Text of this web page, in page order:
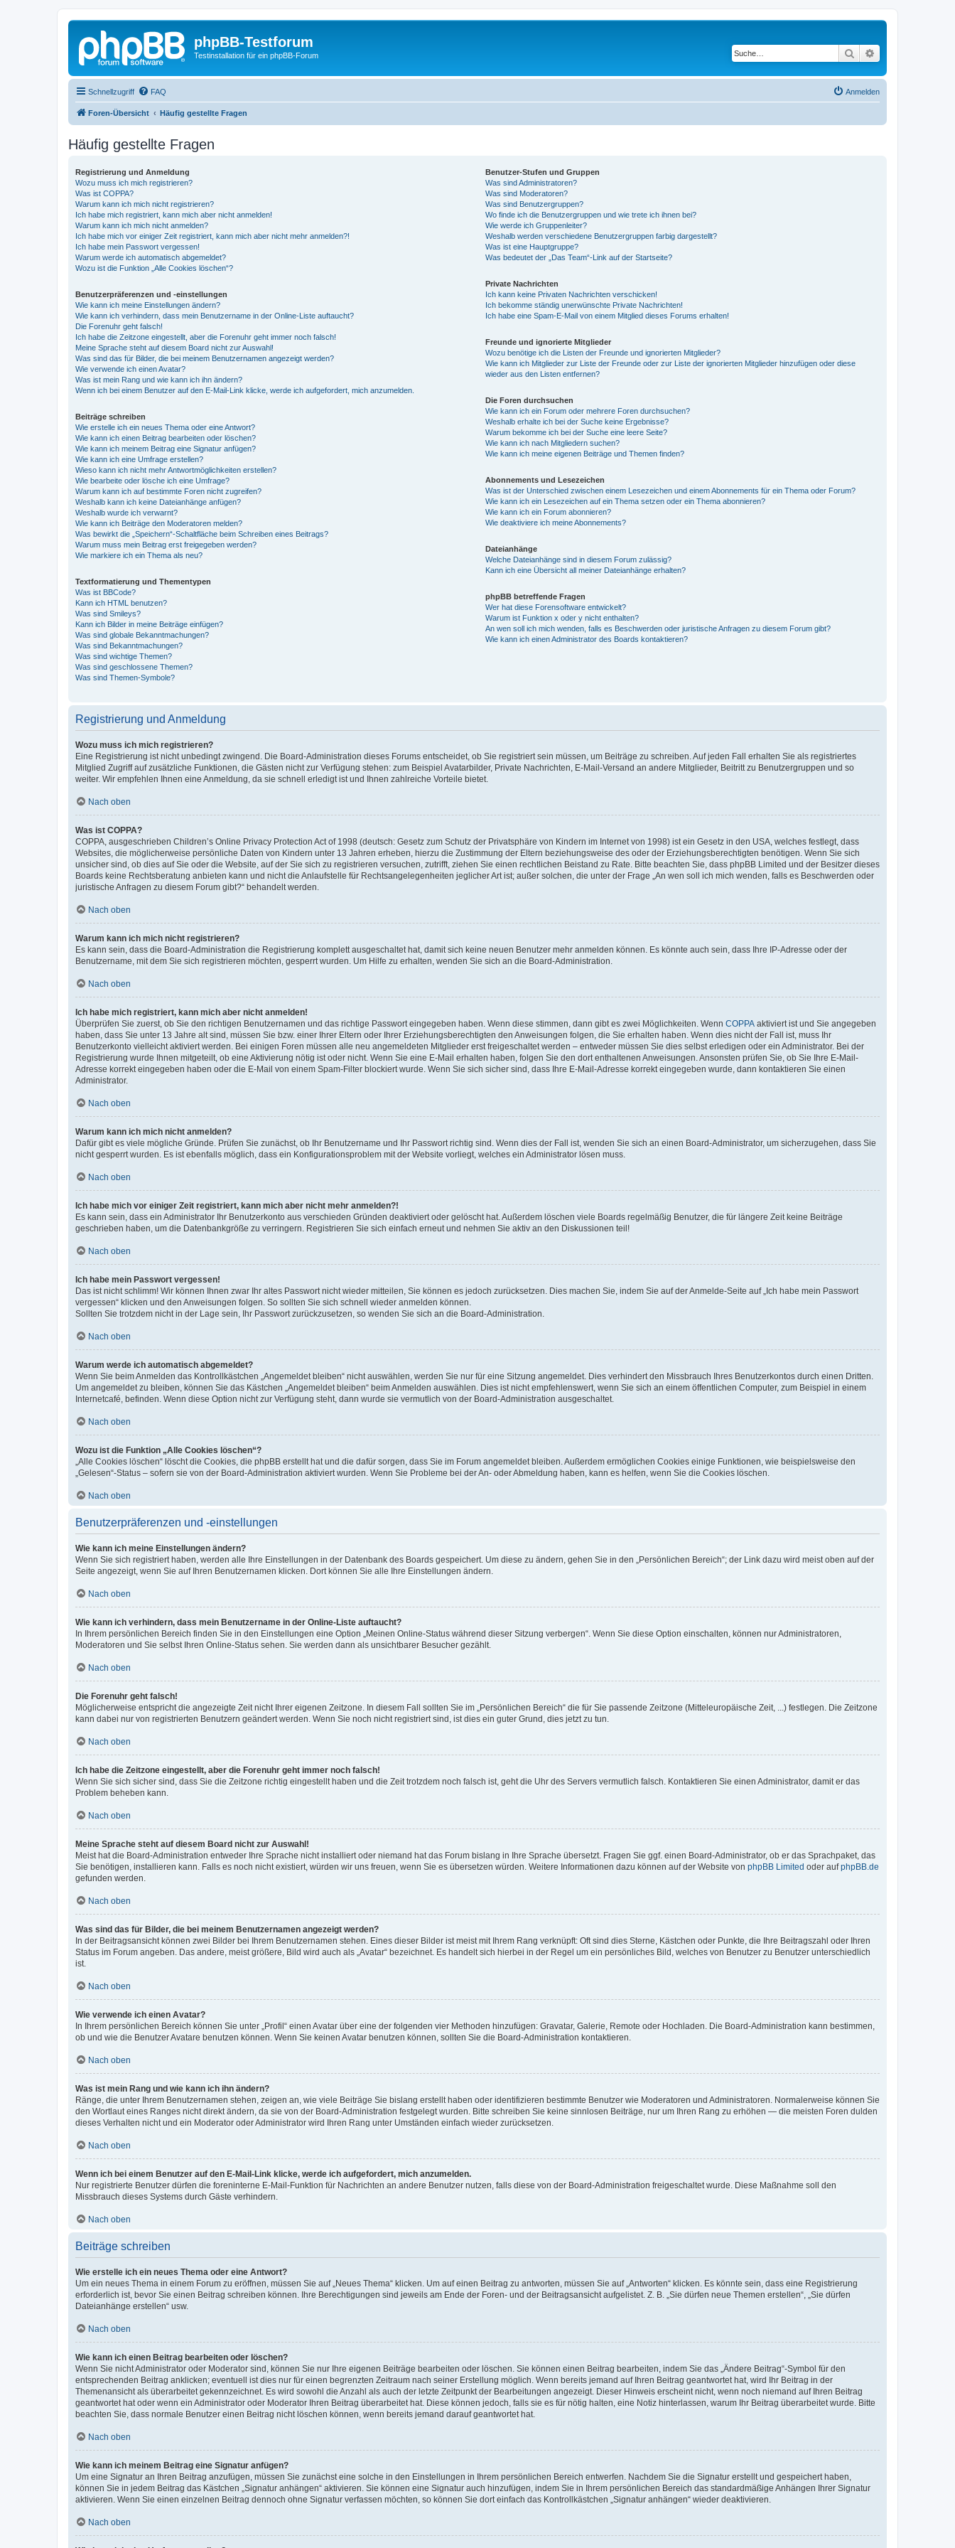
phpBB-Testforum
Testinstallation für ein phpBB-Forum Suche
Schnellzugriff FAQ Anmelden
Foren-Übersicht Häufig gestellte Fragen
Häufig gestellte Fragen
Registrierung und Anmeldung
Wozu muss ich mich registrieren?
Was ist COPPA?
Warum kann ich mich nicht registrieren?
Ich habe mich registriert, kann mich aber nicht anmelden!
Warum kann ich mich nicht anmelden?
Ich habe mich vor einiger Zeit registriert, kann mich aber nicht mehr anmelden?!
Ich habe mein Passwort vergessen!
Warum werde ich automatisch abgemeldet?
Wozu ist die Funktion „Alle Cookies löschen“?
Benutzerpräferenzen und -einstellungen
Wie kann ich meine Einstellungen ändern?
Wie kann ich verhindern, dass mein Benutzername in der Online-Liste auftaucht?
Die Forenuhr geht falsch!
Ich habe die Zeitzone eingestellt, aber die Forenuhr geht immer noch falsch!
Meine Sprache steht auf diesem Board nicht zur Auswahl!
Was sind das für Bilder, die bei meinem Benutzernamen angezeigt werden?
Wie verwende ich einen Avatar?
Was ist mein Rang und wie kann ich ihn ändern?
Wenn ich bei einem Benutzer auf den E-Mail-Link klicke, werde ich aufgefordert, mich anzumelden.
Beiträge schreiben
Wie erstelle ich ein neues Thema oder eine Antwort?
Wie kann ich einen Beitrag bearbeiten oder löschen?
Wie kann ich meinem Beitrag eine Signatur anfügen?
Wie kann ich eine Umfrage erstellen?
Wieso kann ich nicht mehr Antwortmöglichkeiten erstellen?
Wie bearbeite oder lösche ich eine Umfrage?
Warum kann ich auf bestimmte Foren nicht zugreifen?
Weshalb kann ich keine Dateianhänge anfügen?
Weshalb wurde ich verwarnt?
Wie kann ich Beiträge den Moderatoren melden?
Was bewirkt die „Speichern“-Schaltfläche beim Schreiben eines Beitrags?
Warum muss mein Beitrag erst freigegeben werden?
Wie markiere ich ein Thema als neu?
Textformatierung und Thementypen
Was ist BBCode?
Kann ich HTML benutzen?
Was sind Smileys?
Kann ich Bilder in meine Beiträge einfügen?
Was sind globale Bekanntmachungen?
Was sind Bekanntmachungen?
Was sind wichtige Themen?
Was sind geschlossene Themen?
Was sind Themen-Symbole?
Benutzer-Stufen und Gruppen
Was sind Administratoren?
Was sind Moderatoren?
Was sind Benutzergruppen?
Wo finde ich die Benutzergruppen und wie trete ich ihnen bei?
Wie werde ich Gruppenleiter?
Weshalb werden verschiedene Benutzergruppen farbig dargestellt?
Was ist eine Hauptgruppe?
Was bedeutet der „Das Team“-Link auf der Startseite?
Private Nachrichten
Ich kann keine Privaten Nachrichten verschicken!
Ich bekomme ständig unerwünschte Private Nachrichten!
Ich habe eine Spam-E-Mail von einem Mitglied dieses Forums erhalten!
Freunde und ignorierte Mitglieder
Wozu benötige ich die Listen der Freunde und ignorierten Mitglieder?
Wie kann ich Mitglieder zur Liste der Freunde oder zur Liste der ignorierten Mitglieder hinzufügen oder diese
wieder aus den Listen entfernen?
Die Foren durchsuchen
Wie kann ich ein Forum oder mehrere Foren durchsuchen?
Weshalb erhalte ich bei der Suche keine Ergebnisse?
Warum bekomme ich bei der Suche eine leere Seite?
Wie kann ich nach Mitgliedern suchen?
Wie kann ich meine eigenen Beiträge und Themen finden?
Abonnements und Lesezeichen
Was ist der Unterschied zwischen einem Lesezeichen und einem Abonnements für ein Thema oder Forum?
Wie kann ich ein Lesezeichen auf ein Thema setzen oder ein Thema abonnieren?
Wie kann ich ein Forum abonnieren?
Wie deaktiviere ich meine Abonnements?
Dateianhänge
Welche Dateianhänge sind in diesem Forum zulässig?
Kann ich eine Übersicht all meiner Dateianhänge erhalten?
phpBB betreffende Fragen
Wer hat diese Forensoftware entwickelt?
Warum ist Funktion x oder y nicht enthalten?
An wen soll ich mich wenden, falls es Beschwerden oder juristische Anfragen zu diesem Forum gibt?
Wie kann ich einen Administrator des Boards kontaktieren?
Registrierung und Anmeldung
Wozu muss ich mich registrieren?
Eine Registrierung ist nicht unbedingt zwingend. Die Board-Administration dieses Forums entscheidet, ob Sie registriert sein müssen, um Beiträge zu schreiben. Auf jeden Fall erhalten Sie als registriertes
Mitglied Zugriff auf zusätzliche Funktionen, die Gästen nicht zur Verfügung stehen: zum Beispiel Avatarbilder, Private Nachrichten, E-Mail-Versand an andere Mitglieder, Beitritt zu Benutzergruppen und so
weiter. Wir empfehlen Ihnen eine Anmeldung, da sie schnell erledigt ist und Ihnen zahlreiche Vorteile bietet.
Nach oben
Was ist COPPA?
COPPA, ausgeschrieben Children’s Online Privacy Protection Act of 1998 (deutsch: Gesetz zum Schutz der Privatsphäre von Kindern im Internet von 1998) ist ein Gesetz in den USA, welches festlegt, dass
Websites, die möglicherweise persönliche Daten von Kindern unter 13 Jahren erheben, hierzu die Zustimmung der Eltern beziehungsweise des oder der Erziehungsberechtigten benötigen. Wenn Sie sich
unsicher sind, ob dies auf Sie oder die Website, auf der Sie sich zu registrieren versuchen, zutrifft, ziehen Sie einen rechtlichen Beistand zu Rate. Bitte beachten Sie, dass phpBB Limited und der Besitzer dieses
Boards keine Rechtsberatung anbieten kann und nicht die Anlaufstelle für Rechtsangelegenheiten jeglicher Art ist; außer solchen, die unter der Frage „An wen soll ich mich wenden, falls es Beschwerden oder
juristische Anfragen zu diesem Forum gibt?“ behandelt werden.
Nach oben
Warum kann ich mich nicht registrieren?
Es kann sein, dass die Board-Administration die Registrierung komplett ausgeschaltet hat, damit sich keine neuen Benutzer mehr anmelden können. Es könnte auch sein, dass Ihre IP-Adresse oder der
Benutzername, mit dem Sie sich registrieren möchten, gesperrt wurden. Um Hilfe zu erhalten, wenden Sie sich an die Board-Administration.
Nach oben
Ich habe mich registriert, kann mich aber nicht anmelden!
Überprüfen Sie zuerst, ob Sie den richtigen Benutzernamen und das richtige Passwort eingegeben haben. Wenn diese stimmen, dann gibt es zwei Möglichkeiten. Wenn COPPA aktiviert ist und Sie angegeben
haben, dass Sie unter 13 Jahre alt sind, müssen Sie bzw. einer Ihrer Eltern oder Ihrer Erziehungsberechtigten den Anweisungen folgen, die Sie erhalten haben. Wenn dies nicht der Fall ist, muss Ihr
Benutzerkonto vielleicht aktiviert werden. Bei einigen Foren müssen alle neu angemeldeten Mitglieder erst freigeschaltet werden – entweder müssen Sie dies selbst erledigen oder ein Administrator. Bei der
Registrierung wurde Ihnen mitgeteilt, ob eine Aktivierung nötig ist oder nicht. Wenn Sie eine E-Mail erhalten haben, folgen Sie den dort enthaltenen Anweisungen. Ansonsten prüfen Sie, ob Sie Ihre E-Mail-
Adresse korrekt eingegeben haben oder die E-Mail von einem Spam-Filter blockiert wurde. Wenn Sie sich sicher sind, dass Ihre E-Mail-Adresse korrekt eingegeben wurde, dann kontaktieren Sie einen
Administrator.
Nach oben
Warum kann ich mich nicht anmelden?
Dafür gibt es viele mögliche Gründe. Prüfen Sie zunächst, ob Ihr Benutzername und Ihr Passwort richtig sind. Wenn dies der Fall ist, wenden Sie sich an einen Board-Administrator, um sicherzugehen, dass Sie
nicht gesperrt wurden. Es ist ebenfalls möglich, dass ein Konfigurationsproblem mit der Website vorliegt, welches ein Administrator lösen muss.
Nach oben
Ich habe mich vor einiger Zeit registriert, kann mich aber nicht mehr anmelden?!
Es kann sein, dass ein Administrator Ihr Benutzerkonto aus verschieden Gründen deaktiviert oder gelöscht hat. Außerdem löschen viele Boards regelmäßig Benutzer, die für längere Zeit keine Beiträge
geschrieben haben, um die Datenbankgröße zu verringern. Registrieren Sie sich einfach erneut und nehmen Sie aktiv an den Diskussionen teil!
Nach oben
Ich habe mein Passwort vergessen!
Das ist nicht schlimm! Wir können Ihnen zwar Ihr altes Passwort nicht wieder mitteilen, Sie können es jedoch zurücksetzen. Dies machen Sie, indem Sie auf der Anmelde-Seite auf „Ich habe mein Passwort
vergessen“ klicken und den Anweisungen folgen. So sollten Sie sich schnell wieder anmelden können.
Sollten Sie trotzdem nicht in der Lage sein, Ihr Passwort zurückzusetzen, so wenden Sie sich an die Board-Administration.
Nach oben
Warum werde ich automatisch abgemeldet?
Wenn Sie beim Anmelden das Kontrollkästchen „Angemeldet bleiben“ nicht auswählen, werden Sie nur für eine Sitzung angemeldet. Dies verhindert den Missbrauch Ihres Benutzerkontos durch einen Dritten.
Um angemeldet zu bleiben, können Sie das Kästchen „Angemeldet bleiben“ beim Anmelden auswählen. Dies ist nicht empfehlenswert, wenn Sie sich an einem öffentlichen Computer, zum Beispiel in einem
Internetcafé, befinden. Wenn diese Option nicht zur Verfügung steht, dann wurde sie vermutlich von der Board-Administration ausgeschaltet.
Nach oben
Wozu ist die Funktion „Alle Cookies löschen“?
„Alle Cookies löschen“ löscht die Cookies, die phpBB erstellt hat und die dafür sorgen, dass Sie im Forum angemeldet bleiben. Außerdem ermöglichen Cookies einige Funktionen, wie beispielsweise den
„Gelesen“-Status – sofern sie von der Board-Administration aktiviert wurden. Wenn Sie Probleme bei der An- oder Abmeldung haben, kann es helfen, wenn Sie die Cookies löschen.
Nach oben
Benutzerpräferenzen und -einstellungen
Wie kann ich meine Einstellungen ändern?
Wenn Sie sich registriert haben, werden alle Ihre Einstellungen in der Datenbank des Boards gespeichert. Um diese zu ändern, gehen Sie in den „Persönlichen Bereich“; der Link dazu wird meist oben auf der
Seite angezeigt, wenn Sie auf Ihren Benutzernamen klicken. Dort können Sie alle Ihre Einstellungen ändern.
Nach oben
Wie kann ich verhindern, dass mein Benutzername in der Online-Liste auftaucht?
In Ihrem persönlichen Bereich finden Sie in den Einstellungen eine Option „Meinen Online-Status während dieser Sitzung verbergen“. Wenn Sie diese Option einschalten, können nur Administratoren,
Moderatoren und Sie selbst Ihren Online-Status sehen. Sie werden dann als unsichtbarer Besucher gezählt.
Nach oben
Die Forenuhr geht falsch!
Möglicherweise entspricht die angezeigte Zeit nicht Ihrer eigenen Zeitzone. In diesem Fall sollten Sie im „Persönlichen Bereich“ die für Sie passende Zeitzone (Mitteleuropäische Zeit, ...) festlegen. Die Zeitzone
kann dabei nur von registrierten Benutzern geändert werden. Wenn Sie noch nicht registriert sind, ist dies ein guter Grund, dies jetzt zu tun.
Nach oben
Ich habe die Zeitzone eingestellt, aber die Forenuhr geht immer noch falsch!
Wenn Sie sich sicher sind, dass Sie die Zeitzone richtig eingestellt haben und die Zeit trotzdem noch falsch ist, geht die Uhr des Servers vermutlich falsch. Kontaktieren Sie einen Administrator, damit er das
Problem beheben kann.
Nach oben
Meine Sprache steht auf diesem Board nicht zur Auswahl!
Meist hat die Board-Administration entweder Ihre Sprache nicht installiert oder niemand hat das Forum bislang in Ihre Sprache übersetzt. Fragen Sie ggf. einen Board-Administrator, ob er das Sprachpaket, das
Sie benötigen, installieren kann. Falls es noch nicht existiert, würden wir uns freuen, wenn Sie es übersetzen würden. Weitere Informationen dazu können auf der Website von phpBB Limited oder aufphpBB.de
gefunden werden.
Nach oben
Was sind das für Bilder, die bei meinem Benutzernamen angezeigt werden?
In der Beitragsansicht können zwei Bilder bei Ihrem Benutzernamen stehen. Eines dieser Bilder ist meist mit Ihrem Rang verknüpft: Oft sind dies Sterne, Kästchen oder Punkte, die Ihre Beitragszahl oder Ihren
Status im Forum angeben. Das andere, meist größere, Bild wird auch als „Avatar“ bezeichnet. Es handelt sich hierbei in der Regel um ein persönliches Bild, welches von Benutzer zu Benutzer unterschiedlich
ist.
Nach oben
Wie verwende ich einen Avatar?
In Ihrem persönlichen Bereich können Sie unter „Profil“ einen Avatar über eine der folgenden vier Methoden hinzufügen: Gravatar, Galerie, Remote oder Hochladen. Die Board-Administration kann bestimmen,
ob und wie die Benutzer Avatare benutzen können. Wenn Sie keinen Avatar benutzen können, sollten Sie die Board-Administration kontaktieren.
Nach oben
Was ist mein Rang und wie kann ich ihn ändern?
Ränge, die unter Ihrem Benutzernamen stehen, zeigen an, wie viele Beiträge Sie bislang erstellt haben oder identifizieren bestimmte Benutzer wie Moderatoren und Administratoren. Normalerweise können Sie
den Wortlaut eines Ranges nicht direkt ändern, da sie von der Board-Administration festgelegt wurden. Bitte schreiben Sie keine sinnlosen Beiträge, nur um Ihren Rang zu erhöhen — die meisten Foren dulden
dieses Verhalten nicht und ein Moderator oder Administrator wird Ihren Rang unter Umständen einfach wieder zurücksetzen.
Nach oben
Wenn ich bei einem Benutzer auf den E-Mail-Link klicke, werde ich aufgefordert, mich anzumelden.
Nur registrierte Benutzer dürfen die foreninterne E-Mail-Funktion für Nachrichten an andere Benutzer nutzen, falls diese von der Board-Administration freigeschaltet wurde. Diese Maßnahme soll den
Missbrauch dieses Systems durch Gäste verhindern.
Nach oben
Beiträge schreiben
Wie erstelle ich ein neues Thema oder eine Antwort?
Um ein neues Thema in einem Forum zu eröffnen, müssen Sie auf „Neues Thema“ klicken. Um auf einen Beitrag zu antworten, müssen Sie auf „Antworten“ klicken. Es könnte sein, dass eine Registrierung
erforderlich ist, bevor Sie einen Beitrag schreiben können. Ihre Berechtigungen sind jeweils am Ende der Foren- und der Beitragsansicht aufgelistet. Z. B. „Sie dürfen neue Themen erstellen“, „Sie dürfen
Dateianhänge erstellen“ usw.
Nach oben
Wie kann ich einen Beitrag bearbeiten oder löschen?
Wenn Sie nicht Administrator oder Moderator sind, können Sie nur Ihre eigenen Beiträge bearbeiten oder löschen. Sie können einen Beitrag bearbeiten, indem Sie das „Ändere Beitrag“-Symbol für den
entsprechenden Beitrag anklicken; eventuell ist dies nur für einen begrenzten Zeitraum nach seiner Erstellung möglich. Wenn bereits jemand auf Ihren Beitrag geantwortet hat, wird Ihr Beitrag in der
Themenansicht als überarbeitet gekennzeichnet. Es wird sowohl die Anzahl als auch der letzte Zeitpunkt der Bearbeitungen angezeigt. Dieser Hinweis erscheint nicht, wenn noch niemand auf Ihren Beitrag
geantwortet hat oder wenn ein Administrator oder Moderator Ihren Beitrag überarbeitet hat. Diese können jedoch, falls sie es für nötig halten, eine Notiz hinterlassen, warum Ihr Beitrag überarbeitet wurde. Bitte
beachten Sie, dass normale Benutzer einen Beitrag nicht löschen können, wenn bereits jemand darauf geantwortet hat.
Nach oben
Wie kann ich meinem Beitrag eine Signatur anfügen?
Um eine Signatur an Ihren Beitrag anzufügen, müssen Sie zunächst eine solche in den Einstellungen in Ihrem persönlichen Bereich entwerfen. Nachdem Sie die Signatur erstellt und gespeichert haben,
können Sie in jedem Beitrag das Kästchen „Signatur anhängen“ aktivieren. Sie können eine Signatur auch hinzufügen, indem Sie in Ihrem persönlichen Bereich das standardmäßige Anhängen Ihrer Signatur
aktivieren. Wenn Sie einen einzelnen Beitrag dennoch ohne Signatur verfassen möchten, so können Sie dort einfach das Kontrollkästchen „Signatur anhängen“ wieder deaktivieren.
Nach oben